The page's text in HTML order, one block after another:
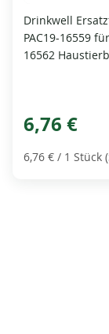
Drinkwell
PAC19-16559
16562
6,76 €
6,76 € / 1 Stück